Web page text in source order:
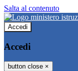
Salta al contenuto
Accedi
Accedi
button close ×